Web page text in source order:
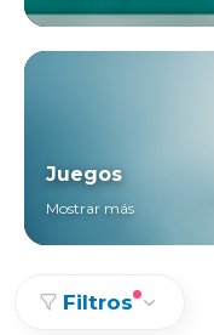
Juegos
Mostrar más
Filtros